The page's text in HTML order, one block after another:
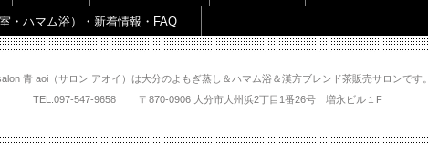
青 aoi（サロン アオイ）は大分のよもぎ蒸し＆ハマム浴＆漢方ブレンド茶販売サロンです。
TEL. 097-547-9658 〒870-0906 大分市大州浜2丁目1番26号 増永ビル１F
・ハマム浴）・新着情報・FAQ